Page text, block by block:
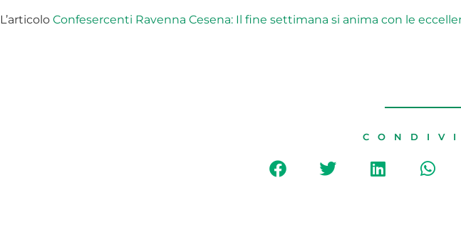
L’articolo Confesercenti Ravenna Cesena: Il fine settimana si anima con le